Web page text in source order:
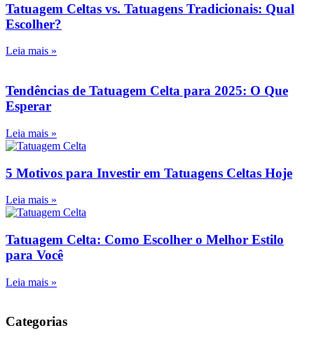
Tatuagem Celtas vs. Tatuagens Tradicionais: Qual
Escolher?
Leia mais »
Tendências de Tatuagem Celta para 2025: O Que
Esperar
Leia mais »
5 Motivos para Investir em Tatuagens Celtas Hoje
Leia mais »
Tatuagem Celta: Como Escolher o Melhor Estilo
para Você
Leia mais »
Categorias